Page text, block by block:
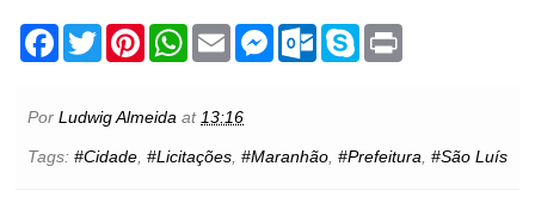
F
b
o
k
T
w
t
e
r
P
e
r
e
s
W
s
A
p
E
m
l
M
e
e
O
k
.
S
Por Ludwig Almeida at13:16
Tags: #Cidade, #Licitações, #Maranhão, #Prefeitura, #São Luís